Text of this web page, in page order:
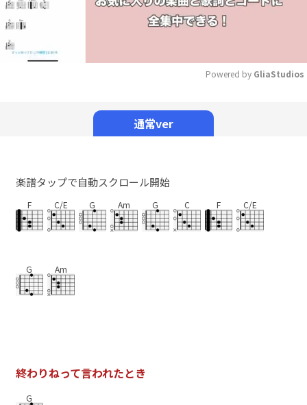
Powered by GliaStudios
通常ver
楽譜タップで自動スクロール開始
F C/E G Am G C F C/E
G Am
終わりねって言われたとき
G